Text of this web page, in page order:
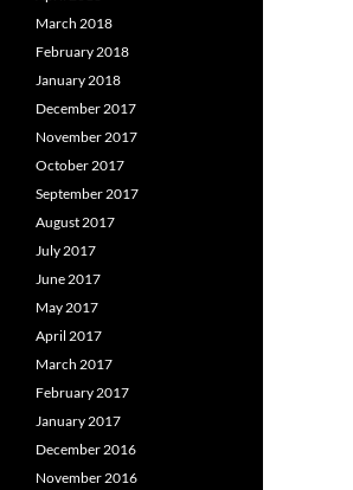
March 2018
February 2018
January 2018
December 2017
November 2017
October 2017
September 2017
August 2017
July 2017
June 2017
May 2017
April 2017
March 2017
February 2017
January 2017
December 2016
November 2016